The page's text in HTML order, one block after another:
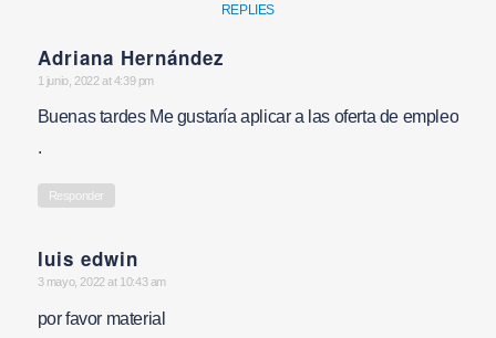
REPLIES
Adriana Hernández
says:
1 junio, 2022 at 4:39 pm
Buenas tardes Me gustaría aplicar a las oferta de empleo
.
Responder
luis edwin
says:
3 mayo, 2022 at 10:43 am
por favor material